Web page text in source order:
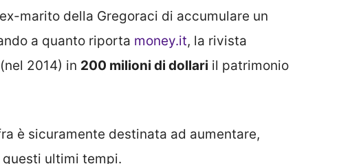
marito della Gregoraci di accumulare un
a quanto riporta money.it, la rivista
2014) in 200 milioni di dollari il patrimonio
è sicuramente destinata ad aumentare,
ultimi tempi.